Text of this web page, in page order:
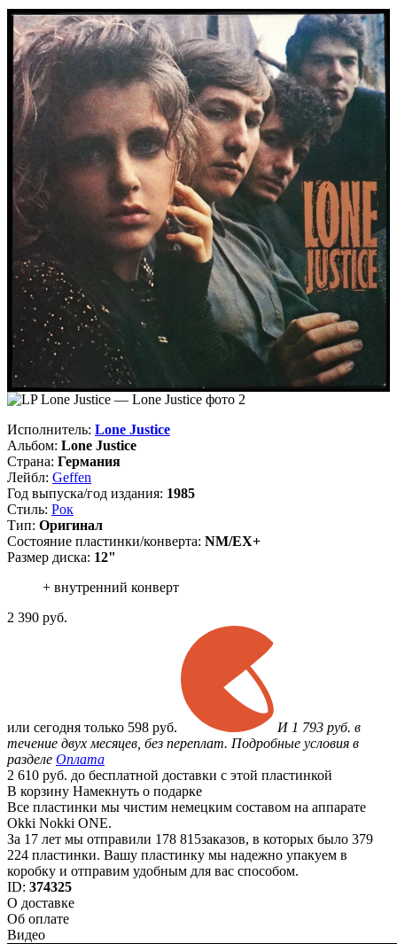
Исполнитель: Lone Justice
Альбом: Lone Justice
Страна: Германия
Лейбл: Geffen
Год выпуска/год издания: 1985
Стиль: Рок
Тип: Оригинал
Состояние пластинки/конверта: NM/EX+
Размер диска: 12"
+ внутренний конверт
2 390 руб.
или сегодня только 598 руб.
И 1 793 руб. в
течение двух месяцев, без переплат. Подробные условия в
разделе Оплата
2 610 руб. до бесплатной доставки с этой пластинкой
В корзину Намекнуть о подарке
Все пластинки мы чистим немецким составом на аппарате
Okki Nokki ONE.
За 17 лет мы отправили 178 815заказов, в которых было 379
224 пластинки. Вашу пластинку мы надежно упакуем в
коробку и отправим удобным для вас способом.
ID: 374325
О доставке
Об оплате
Видео